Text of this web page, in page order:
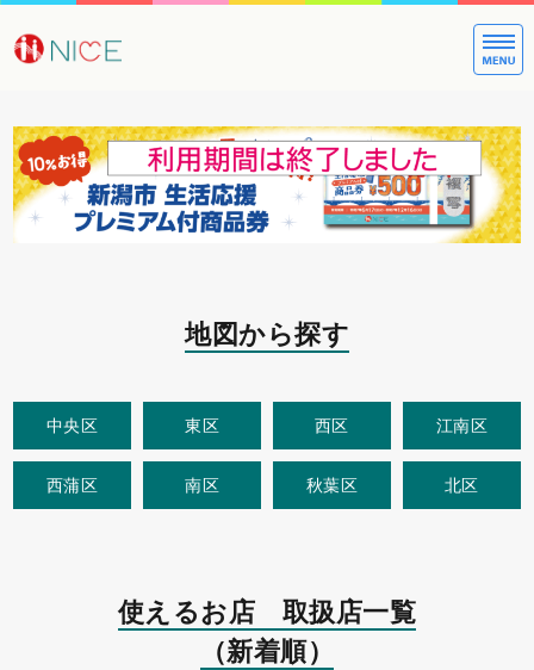
大切な方へ
地図から探す
中央区 東区 西区 江南区
西蒲区 南区 秋葉区 北区
使えるお店 取扱店一覧
（新着順）